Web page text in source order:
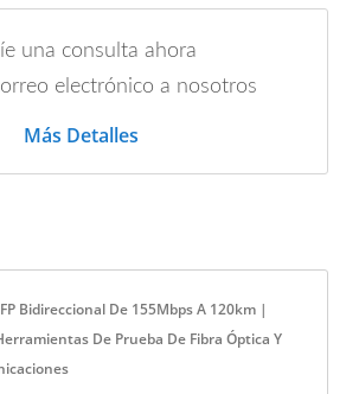
una consulta ahora
electrónico a nosotros
Más Detalles
Bidireccional De 155Mbps A 120km |
De Prueba De Fibra Óptica Y